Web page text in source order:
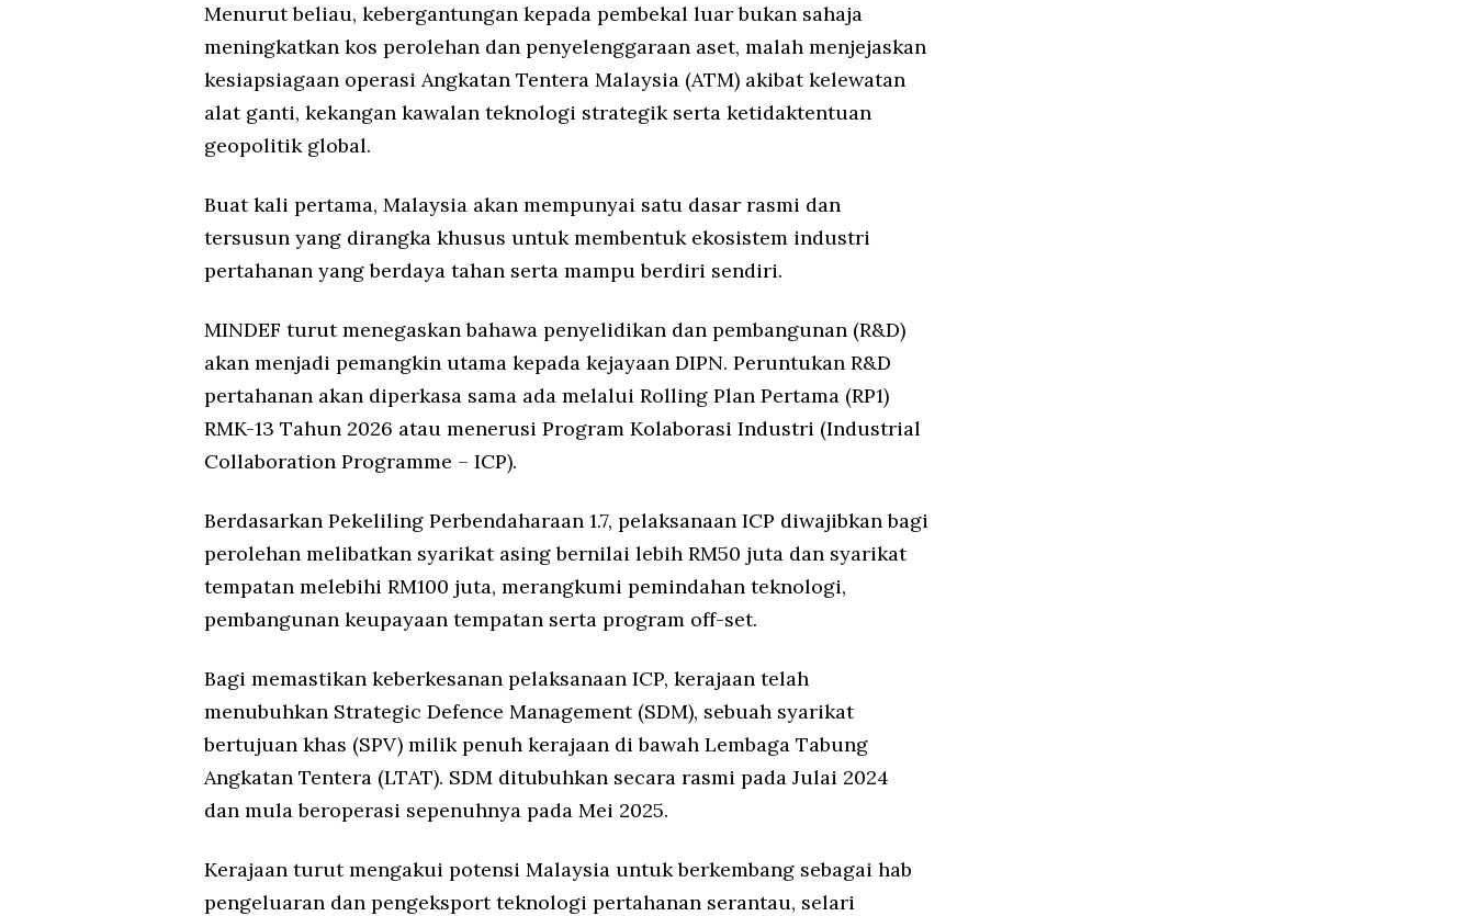
Menurut beliau, kebergantungan kepada pembekal luar bukan sahaja
meningkatkan kos perolehan dan penyelenggaraan aset, malah menjejaskan
kesiapsiagaan operasi Angkatan Tentera Malaysia (ATM) akibat kelewatan
alat ganti, kekangan kawalan teknologi strategik serta ketidaktentuan
geopolitik global.
Buat kali pertama, Malaysia akan mempunyai satu dasar rasmi dan
tersusun yang dirangka khusus untuk membentuk ekosistem industri
pertahanan yang berdaya tahan serta mampu berdiri sendiri.
MINDEF turut menegaskan bahawa penyelidikan dan pembangunan (R&D)
akan menjadi pemangkin utama kepada kejayaan DIPN. Peruntukan R&D
pertahanan akan diperkasa sama ada melalui Rolling Plan Pertama (RP1)
RMK-13 Tahun 2026 atau menerusi Program Kolaborasi Industri (Industrial
Collaboration Programme – ICP).
Berdasarkan Pekeliling Perbendaharaan 1.7, pelaksanaan ICP diwajibkan bagi
perolehan melibatkan syarikat asing bernilai lebih RM50 juta dan syarikat
tempatan melebihi RM100 juta, merangkumi pemindahan teknologi,
pembangunan keupayaan tempatan serta program off-set.
Bagi memastikan keberkesanan pelaksanaan ICP, kerajaan telah
menubuhkan Strategic Defence Management (SDM), sebuah syarikat
bertujuan khas (SPV) milik penuh kerajaan di bawah Lembaga Tabung
Angkatan Tentera (LTAT). SDM ditubuhkan secara rasmi pada Julai 2024
dan mula beroperasi sepenuhnya pada Mei 2025.
Kerajaan turut mengakui potensi Malaysia untuk berkembang sebagai hab
pengeluaran dan pengeksport teknologi pertahanan serantau, selari